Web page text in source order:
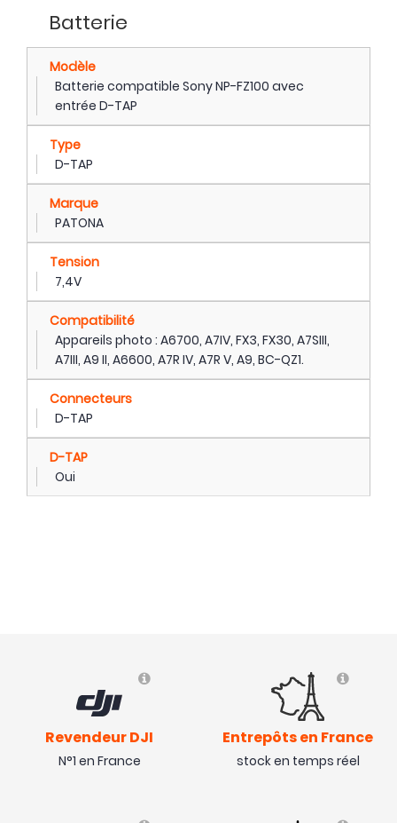
Batterie
Modèle
Batterie compatible Sony NP-FZ100 avec
entrée D-TAP
Type
D-TAP
Marque
PATONA
Tension
7,4V
Compatibilité
Appareils photo : A6700, A7IV, FX3, FX30, A7SIII,
A7III, A9 II, A6600, A7R IV, A7R V, A9, BC-QZ1.
Connecteurs
D-TAP
D-TAP
Oui
Revendeur DJI
N°1 en France
Entrepôts en France
stock en temps réel